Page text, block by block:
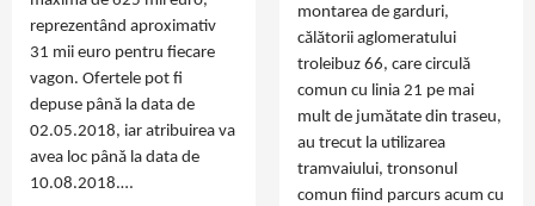
reprezentând aproximativ
31 mii euro pentru fiecare
vagon. Ofertele pot fi
depuse până la data de
02.05.2018, iar atribuirea va
avea loc până la data de
10.08.2018.…
montarea de garduri,
călătorii aglomeratului
troleibuz 66, care circulă
comun cu linia 21 pe mai
mult de jumătate din traseu,
au trecut la utilizarea
tramvaiului, tronsonul
comun fiind parcurs acum cu